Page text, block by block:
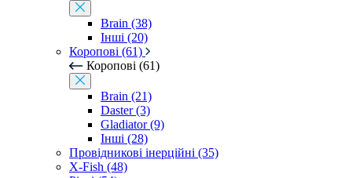
Brain (38)
Інші (20)
Коропові (61)
Коропові (61)
Brain (21)
Daster (3)
Gladiator (9)
Інші (28)
Провідникові інерційні (35)
X-Fish (48)